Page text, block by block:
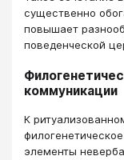
существенно
повышает
поведенческой
коммуникации
К
элементы